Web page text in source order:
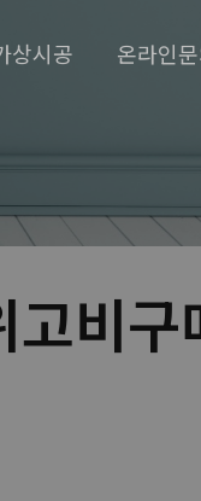
상시공 온라인
비